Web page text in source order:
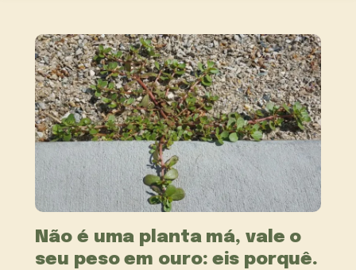
Não é uma planta má, vale o
seu peso em ouro: eis porquê.